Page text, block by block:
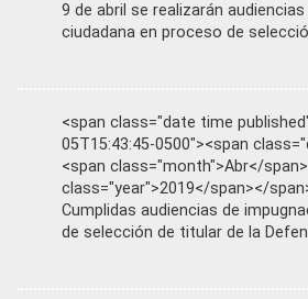
9 de abril se realizarán
ciudadana en proceso de
<span class="date time
05T15:43:45-0500"><span
<span class="month">Abr</
class="year">2019</span></
Cumplidas audiencias de
de selección de titular de la